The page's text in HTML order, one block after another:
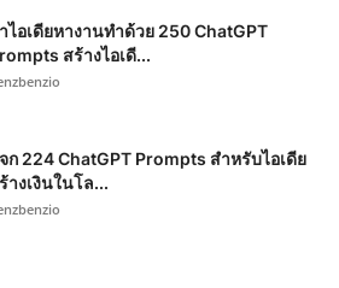
ไอเดียหางานทำด้วย 250 ChatGPT
สร้างไอเดี...
ก 224 ChatGPT Prompts สำหรับไอเดีย
างเงินในโล...